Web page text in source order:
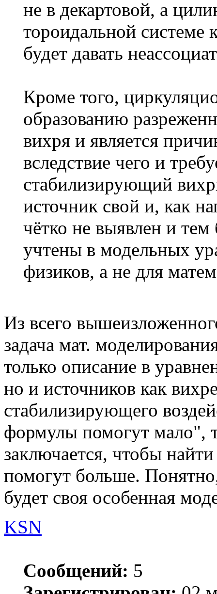
не в декартовой, а
тороидальной системе
будет давать
Кроме того,
образованию
вихря и является
вследствие чего и
стабилизирующий
источник свой и, как
чётко не выявлен и тем
учтены в модельных
физиков, а не для
Из всего
задача мат.
только описание в
но и источников как
стабилизирующего
формулы помогут мало",
заключается, чтобы
помогут больше.
будет своя особенная
KSN
Сообщений: 5